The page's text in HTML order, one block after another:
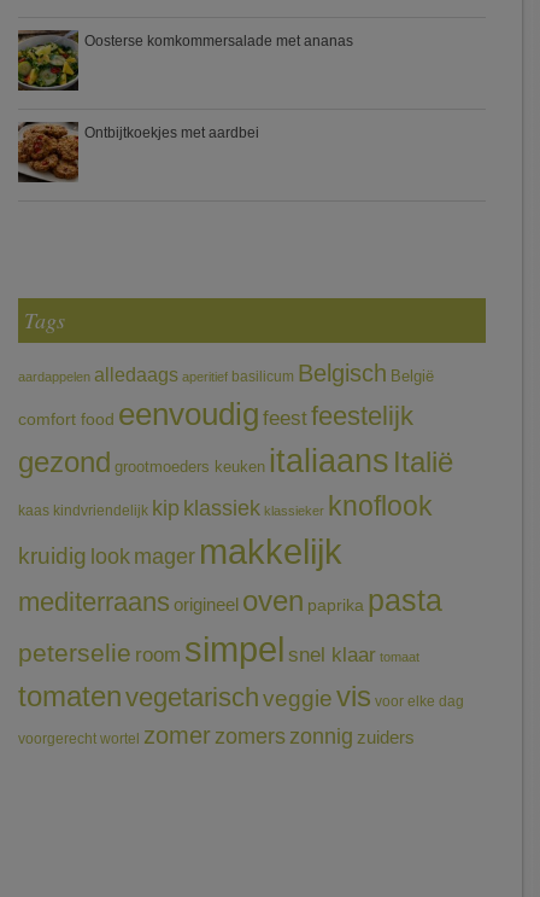
Oosterse komkommersalade met ananas
Ontbijtkoekjes met aardbei
Tags
aardappelen alledaags aperitief basilicum Belgisch België
comfort food eenvoudig feestfeestelijk
gezond grootmoeders keuken italiaans Italië
kaas kindvriendelijk kip klassiek klassieker knoflook
kruidig look mager makkelijk
mediterraans origineel oven paprika pasta
peterselie room simpel snel klaar tomaat
tomatenvegetarischveggievis voor elke dag
voorgerecht wortel zomerzomerszonnig zuiders